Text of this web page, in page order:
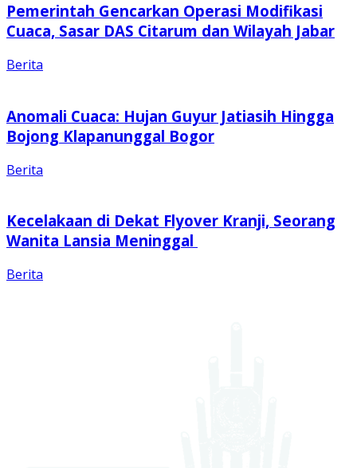
Pemerintah Gencarkan Operasi Modifikasi
Cuaca, Sasar DAS Citarum dan Wilayah Jabar
Berita
Anomali Cuaca: Hujan Guyur Jatiasih Hingga
Bojong Klapanunggal Bogor
Berita
Kecelakaan di Dekat Flyover Kranji, Seorang
Wanita Lansia Meninggal
Berita